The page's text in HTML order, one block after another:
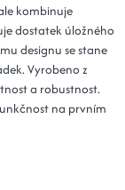
kombinuje
dostatek úložného
designu se stane
Vyrobeno z
a robustnost.
na prvním